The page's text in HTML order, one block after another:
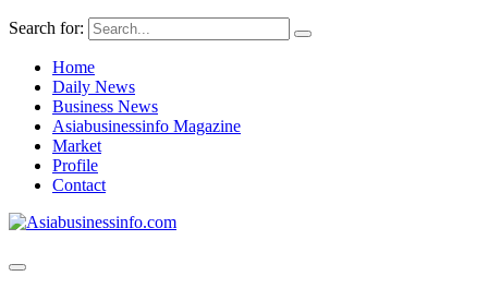
Search for:
Home
Daily News
Business News
Asiabusinessinfo Magazine
Market
Profile
Contact